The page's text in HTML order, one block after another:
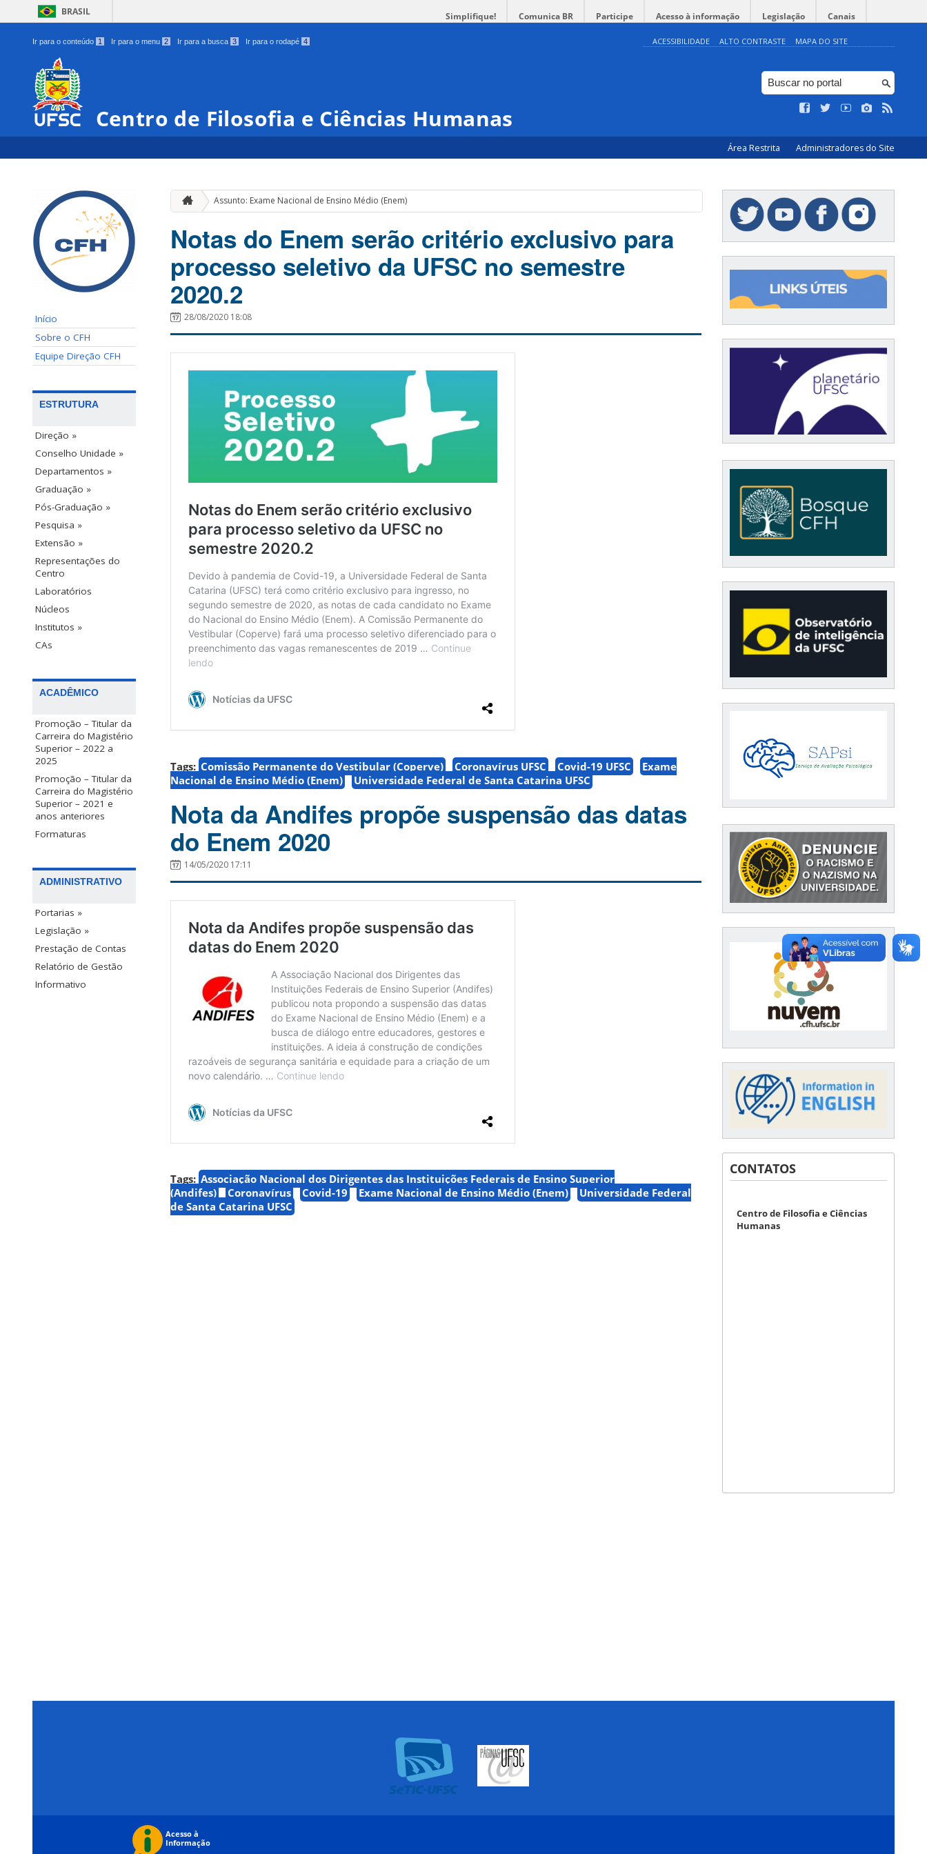
BRASIL Simplifique! Comunica BR Participe Acesso à informação Legislação Canais
Ir para o conteúdo 1 Ir para o menu 2 Ir para a busca 3 Ir para o rodapé 4 ACESSIBILIDADE ALTO CONTRASTE MAPA DO SITE
Centro de Filosofia e Ciências Humanas
Área Restrita Administradores do Site
Início
Sobre o CFH
Equipe Direção CFH
ESTRUTURA
Direção »
Conselho Unidade »
Departamentos »
Graduação »
Pós-Graduação »
Pesquisa »
Extensão »
Representações do
Centro
Laboratórios
Núcleos
Institutos »
CAs
ACADÊMICO
Promoção – Titular da
Carreira do Magistério
Superior – 2022 a
2025
Promoção – Titular da
Carreira do Magistério
Superior – 2021 e
anos anteriores
Formaturas
ADMINISTRATIVO
Portarias »
Legislação »
Prestação de Contas
Relatório de Gestão
Informativo
Assunto: Exame Nacional de Ensino Médio (Enem)
Notas do Enem serão critério exclusivo para
processo seletivo da UFSC no semestre
2020.2
28/08/2020 18:08
Tags: Comissão Permanente do Vestibular (Coperve) Coronavírus UFSC Covid-19 UFSC
Exame
Nacional de Ensino Médio (Enem)
Universidade Federal de Santa Catarina UFSC
Nota da Andifes propõe suspensão das datas
do Enem 2020
14/05/2020 17:11
Tags: Associação Nacional dos Dirigentes das Instituições Federais de Ensino Superior
(Andifes)
Coronavírus Covid-19 Exame Nacional de Ensino Médio (Enem)
Universidade Federal
de Santa Catarina UFSC
CONTATOS
Centro de Filosofia e Ciências
Humanas